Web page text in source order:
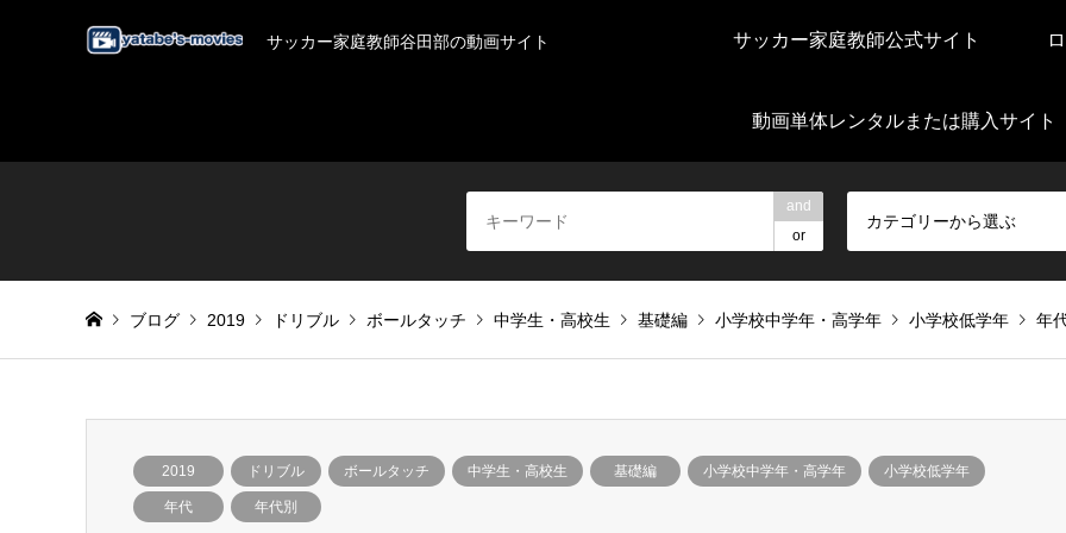
サッカー家庭教師谷田部の動画サイト サッカー家庭教師公式サイト
動画単体レンタルまたは購入サイト
and
or
カテゴリーから選ぶ
ブログ 2019 ドリブル ボールタッチ 中学生・高校生 基礎編 小学校中学年・高学年 小学校低学年 年
2019 ドリブル ボールタッチ 中学生・高校生 基礎編 小学校中学年・高学年 小学校低学年
年代 年代別